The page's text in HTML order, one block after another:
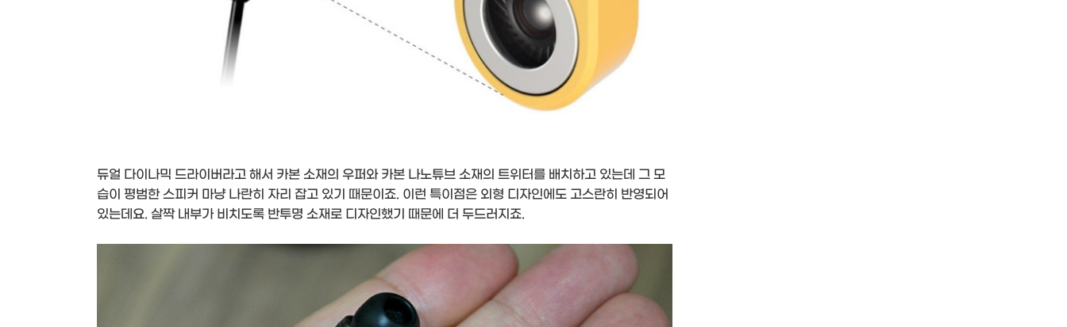
듀얼 다이나믹 드라이버라고 해서 카본 소재의 우퍼와 카본 나노튜브 소재의 트위터를 배치하고 있는데 그 모
습이 평범한 스피커 마냥 나란히 자리 잡고 있기 때문이죠. 이런 특이점은 외형 디자인에도 고스란히 반영되어
있는데요. 살짝 내부가 비치도록 반투명 소재로 디자인했기 때문에 더 두드러지죠.